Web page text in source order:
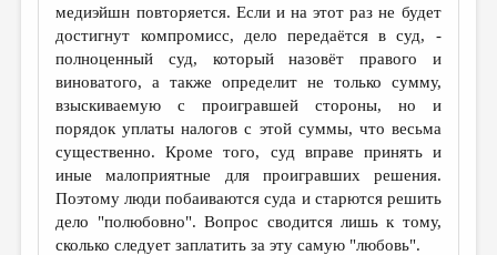
медиэйшн повторяется. Если и на этот раз не будет
достигнут компромисс, дело передаётся в суд, -
полноценный суд, который назовёт правого и
виноватого, а также определит не только сумму,
взыскиваемую с проигравшей стороны, но и
порядок уплаты налогов с этой суммы, что весьма
существенно. Кроме того, суд вправе принять и
иные малоприятные для проигравших решения.
Поэтому люди побаиваются суда и старются решить
дело "полюбовно". Вопрос сводится лишь к тому,
сколько следует заплатить за эту самую "любовь".